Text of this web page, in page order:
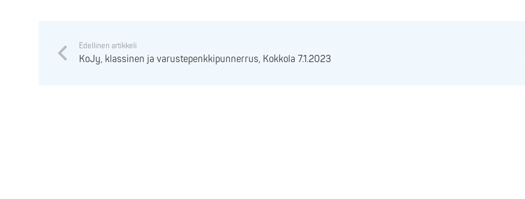
Edellinen artikkeli
KoJy, klassinen ja varustepenkkipunnerrus, Kokkola 7.1.2023